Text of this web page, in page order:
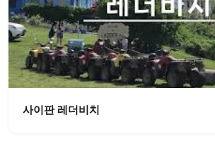
사이판 레더비치